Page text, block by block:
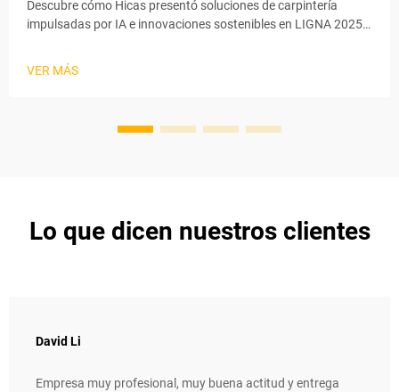
Descubre cómo Hicas presentó soluciones de carpintería
impulsadas por IA e innovaciones sostenibles en LIGNA 2025,
ecológico que está moldeando el futuro del procesamiento de
VER MÁS
Lo que dicen nuestros clientes
David Li
Empresa muy profesional, muy buena actitud y entrega